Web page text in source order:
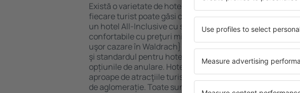
Există o varietate de hoteluri disponibile în Waldrach,
fiecare turist poate găsi cazare potrivită nevoilor sale.
un hotel All-Inclusive cu standarde ȋnalte sau preferați
confortabile cu preţuri mici? Cu ajutorul nostru puteți
uşor cazare în Waldrach} pentru orice buget! Selectați
şi standardul pentru hotel, verificați metodele de plată și
opțiunile de anulare. Hotelurile în Waldrach sunt situate
aproape de atracţiile turistice populare, cât și puțin mai
de aglomerație. Toate sunt disponibile pentru o vacanță